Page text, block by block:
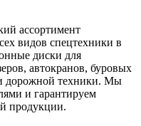
ассортимент
видов спецтехники в
диски для
автокранов, буровых
дорожной техники. Мы
и гарантируем
продукции.